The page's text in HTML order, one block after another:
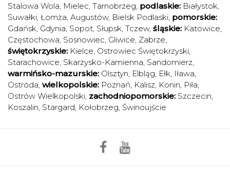
Stalowa Wola, Mielec, Tarnobrzeg, podlaskie: Białystok,
Suwałki, Łomża, Augustów, Bielsk Podlaski, pomorskie:
Gdańsk, Gdynia, Sopot, Słupsk, Tczew, śląskie: Katowice,
Częstochowa, Sosnowiec, Gliwice, Zabrze,
świętokrzyskie: Kielce, Ostrowiec Świętokrzyski,
Starachowice, Skarżysko-Kamienna, Sandomierz,
warmińsko-mazurskie: Olsztyn, Elbląg, Ełk, Iława,
Ostróda, wielkopolskie: Poznań, Kalisz, Konin, Piła,
Ostrów Wielkopolski, zachodniopomorskie: Szczecin,
Koszalin, Stargard, Kołobrzeg, Świnoujście